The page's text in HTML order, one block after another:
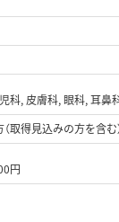
科, 皮膚科, 眼科, 耳
取得見込みの方を含む
円